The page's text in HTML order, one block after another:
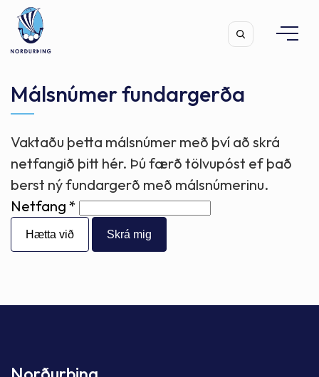
Leita
Málsnúmer fundargerða
Vaktaðu þetta málsnúmer með því að skrá
netfangið þitt hér. Þú færð tölvupóst ef það
berst ný fundargerð með málsnúmerinu.
Netfang
Hætta við